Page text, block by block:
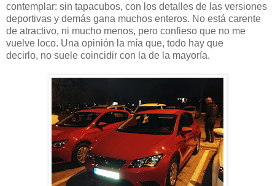
contemplar: sin tapacubos, con los detalles de las versiones
deportivas y demás gana muchos enteros. No está carente
de atractivo, ni mucho menos, pero confieso que no me
vuelve loco. Una opinión la mía que, todo hay que
decirlo, no suele coincidir con la de la mayoría.